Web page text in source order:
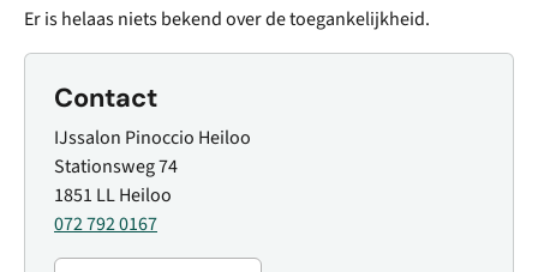
Er is helaas niets bekend over de toegankelijkheid.
Contact
IJssalon Pinoccio Heiloo
Stationsweg 74
1851 LL Heiloo
072 792 0167